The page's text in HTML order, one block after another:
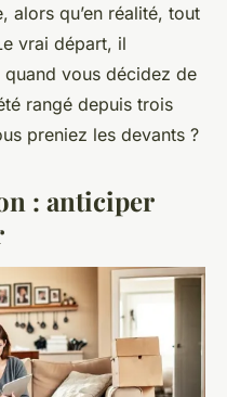
alors qu’en réalité, tout
vrai départ, il
vous décidez de
rangé depuis trois
preniez les devants ?
: anticiper